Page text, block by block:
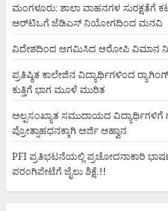
ಮಂಗಳೂರು: ಶಾಲಾ ವಾಹನಗಳ ಸುರಕ್ಷತೆಗೆ
ಆರ್‌ಟಿಒಗೆ ಜೆಡಿಎಸ್ ನಿಯೋಗದಿಂದ ಮನವಿ
ವಿದೇಶದಿಂದ ಅಗಮಿಸಿದ ಆರೋಪಿ ವಿಮಾನ
ಪ್ರತಿಷ್ಠಿತ ಕಾಲೇಜಿನ ವಿದ್ಯಾರ್ಥಿಗಳಿಂದ
ಕುತ್ತಿಗೆ ಭಾಗ ಮೂಳೆ ಮುರಿತ
ಅಲ್ಪಸಂಖ್ಯಾತ ಸಮುದಾಯದ ವಿದ್ಯಾರ್ಥಿಗಳಿಗೆ
ಪ್ರೋತ್ಸಾಹಧನಕ್ಕಾಗಿ ಅರ್ಜಿ ಆಹ್ವಾನ
PFI ಪ್ರತಿಭಟನೆಯಲ್ಲಿ ಪ್ರಚೋದನಾಕಾರಿ
ಪರಂಗಿಪೇಟೆಗೆ ಜೈಲು ಶಿಕ್ಷೆ.!!